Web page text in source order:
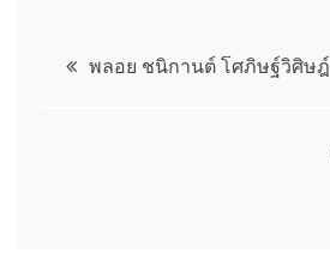
แนะแนว
พลอย ชนิกานต์ โศภิษฐ์วิศิษฎ์